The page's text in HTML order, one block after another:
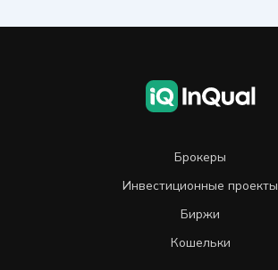
Брокеры
Инвестиционные проекты
Биржи
Кошельки